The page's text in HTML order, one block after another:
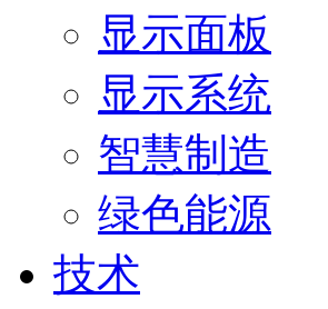
显示面板
显示系统
智慧制造
绿色能源
技术